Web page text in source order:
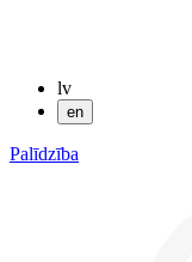
lv
en
Palīdzība